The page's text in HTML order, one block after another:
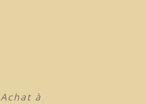
Achat à